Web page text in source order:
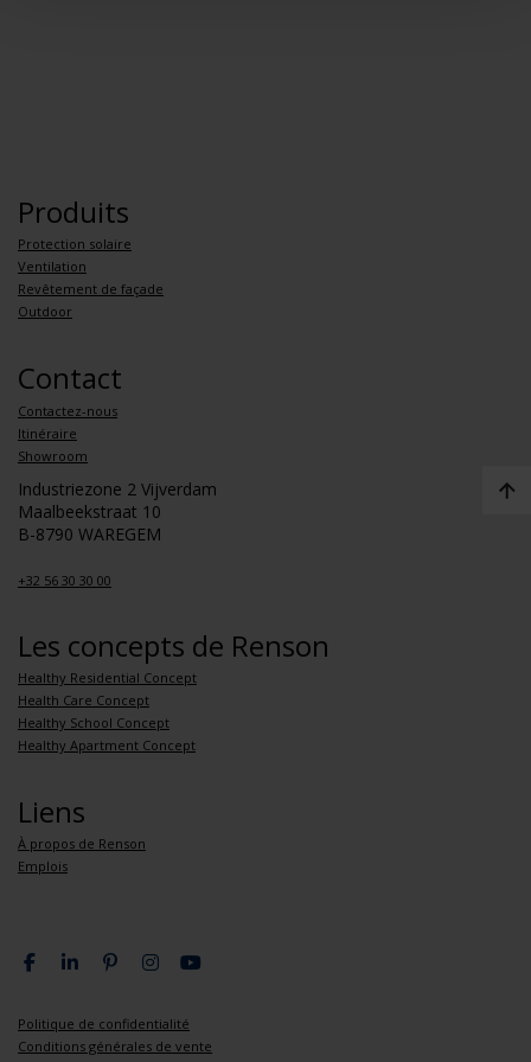
Produits
Protection solaire
Ventilation
Revêtement de façade
Outdoor
Contact
Contactez-nous
Itinéraire
Showroom
Industriezone 2 Vijverdam
Maalbeekstraat 10
B-8790 WAREGEM
+32 56 30 30 00
Les concepts de Renson
Healthy Residential Concept
Health Care Concept
Healthy School Concept
Healthy Apartment Concept
Liens
À propos de Renson
Emplois
Politique de confidentialité
Conditions générales de vente